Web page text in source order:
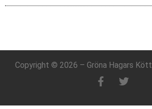
Copyright © 2026 – Gröna Hagars Kött